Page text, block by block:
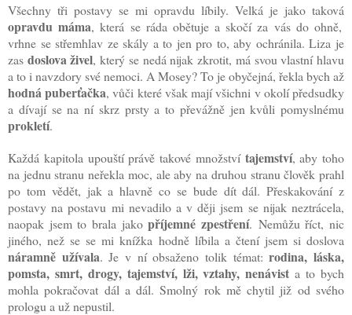
Všechny tři postavy se mi opravdu líbily. Velká je jako taková
opravdu máma, která se ráda obětuje a skočí za vás do ohně,
vrhne se střemhlav ze skály a to jen pro to, aby ochránila. Liza je
zas doslova živel, který se nedá nijak zkrotit, má svou vlastní hlavu
a to i navzdory své nemoci. A Mosey? To je obyčejná, řekla bych až
hodná puberťačka, vůči které však mají všichni v okolí předsudky
a dívají se na ní skrz prsty a to převážně jen kvůli pomyslnému
prokletí.
Každá kapitola upouští právě takové množství tajemství, aby toho
na jednu stranu neřekla moc, ale aby na druhou stranu člověk prahl
po tom vědět, jak a hlavně co se bude dít dál. Přeskakování z
postavy na postavu mi nevadilo a v ději jsem se nijak neztrácela,
naopak jsem to brala jakopříjemné zpestření. Nemůžu říct, nic
jiného, než se se mi knížka hodně líbila a čtení jsem si doslova
náramně užívala. Je v ní obsaženo tolik témat:rodina, láska,
pomsta, smrt, drogy, tajemství, lži, vztahy, nenávist a to bych
mohla pokračovat dál a dál. Smolný rok mě chytil již od svého
prologu a už nepustil.